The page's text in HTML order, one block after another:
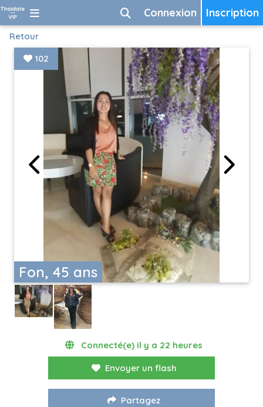
Inscription
Connexion
Retour
Fon, 45 ans
102
Connecté(e) il y a 22 heures
Envoyer un flash
Partagez